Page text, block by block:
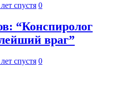
спустя 0
“Конспиролог
враг”
спустя 0